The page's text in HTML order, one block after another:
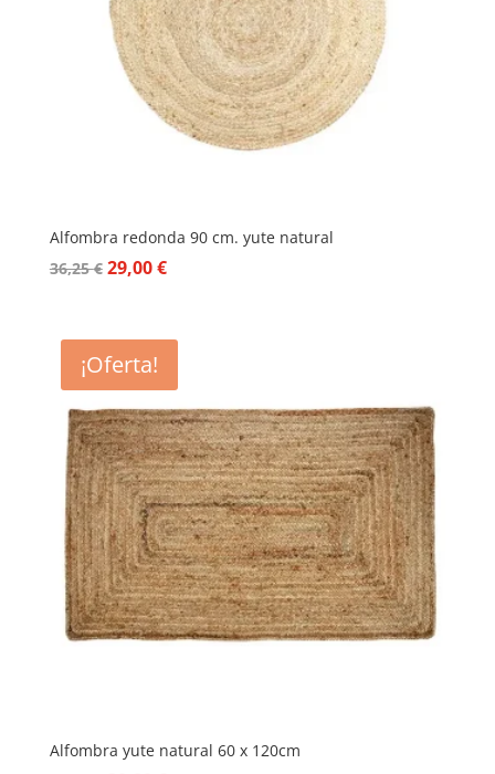
Alfombra redonda 90 cm. yute natural
36,25€ El
era:
36,25 €.
29,00€El
29,00 €.
¡Oferta!
Alfombra yute natural 60 x 120cm